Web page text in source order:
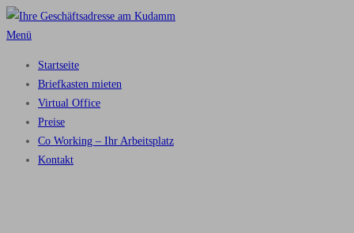
Zum
Inhalt
Menü
Startseite
Briefkasten mieten
Virtual Office
Preise
Co Working – Ihr Arbeitsplatz
Kontakt